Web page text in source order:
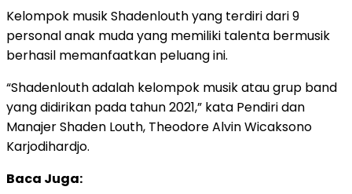
Kelompok musik Shadenlouth yang terdiri dari 9
personal anak muda yang memiliki talenta bermusik
berhasil memanfaatkan peluang ini.
“Shadenlouth adalah kelompok musik atau grup band
yang didirikan pada tahun 2021,” kata Pendiri dan
Manajer Shaden Louth, Theodore Alvin Wicaksono
Karjodihardjo.
Baca Juga: